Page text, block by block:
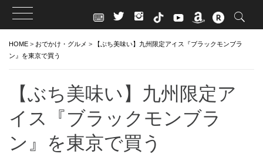
HOME > おでかけ・グルメ >
【ぶち美味い】九州限定アイス『ブラックモンブラ
ン』を東京で買う
【ぶち美味い】九州限定ア
イス『ブラックモンブラ
ン』を東京で買う